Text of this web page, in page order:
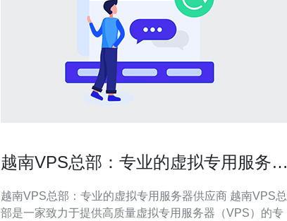
越南VPS总部：专业的虚拟专用服务器
越南VPS总部：专业的虚拟专用服务器供应商 越南VPS总
部是一家致力于提供高质量虚拟专用服务器（VPS）的专